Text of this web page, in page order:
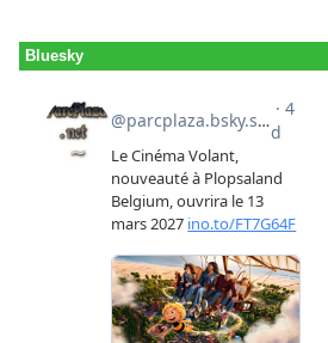
Bluesky